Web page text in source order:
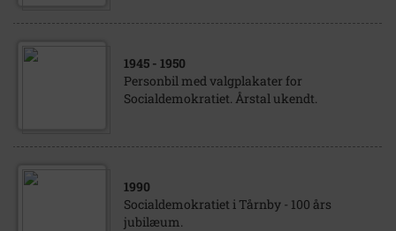
1945 - 1950
Personbil med valgplakater for
Socialdemokratiet. Årstal ukendt.
1990
Socialdemokratiet i Tårnby - 100 års
jubilæum.